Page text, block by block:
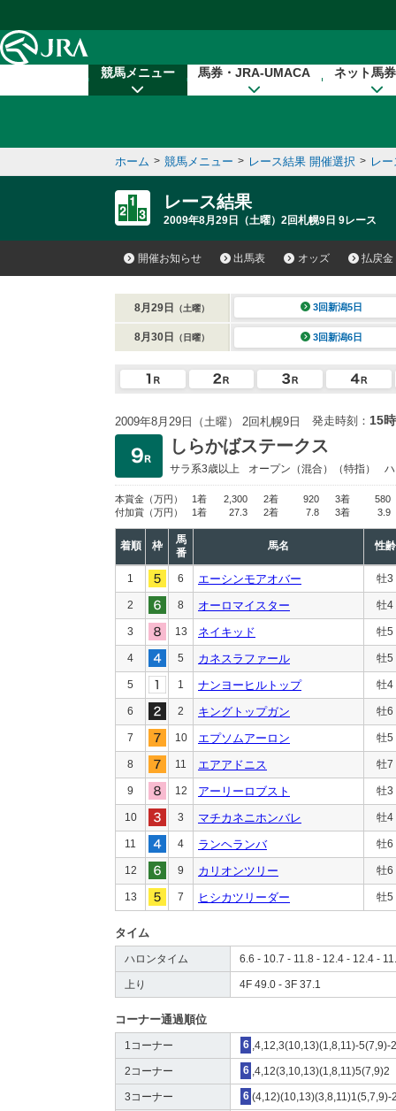
競馬メニュー 馬券・JRA-UMACA ネット馬
ホーム > 競馬メニュー > レース結果 開催選択 > レ
レース結果
2009年8月29日（土曜）2回札幌9日 9レース
開催お知らせ 出馬表 オッズ 払戻金
8月29日 （土曜） 3回新潟5日
8月30日 （日曜） 3回新潟6日
2009年8月29日（土曜） 2回札幌9日 発走時刻： 15
しらかばステークス
サラ系3歳以上 オープン （混合）（特指）
本賞金 （万円） 1着 2,300 2着 920 3着
580
付加賞 （万円） 1着 27.3 2着 7.8 3着 3.9
着順 枠
馬
番
馬名 性齢
1 6 エーシンモアオバー 牡3
2 8 オーロマイスター 牡4
3 13 ネイキッド 牡5
4 5 カネスラファール 牡5
5 1 ナンヨーヒルトップ 牡4
6 2 キングトップガン 牡6
7 10 エプソムアーロン 牡5
8 11 エアアドニス 牡7
9 12 アーリーロブスト 牡3
10 3 マチカネニホンバレ 牡4
11 4 ランヘランバ 牡6
12 9 カリオンツリー 牡6
13 7 ヒシカツリーダー 牡5
タイム
ハロンタイム 6.6 - 10.7 - 11.8 - 12.4 - 12.4 -
上り 4F 49.0 - 3F 37.1
コーナー通過順位
1コーナー 6 ,4,12,3(10,13)(1,8,11)-5(7,9)-
2コーナー 6 ,4,12(3,10,13)(1,8,11)5(7,9)2
3コーナー 6 (4,12)(10,13)(3,8,11)1(5,7,9)-